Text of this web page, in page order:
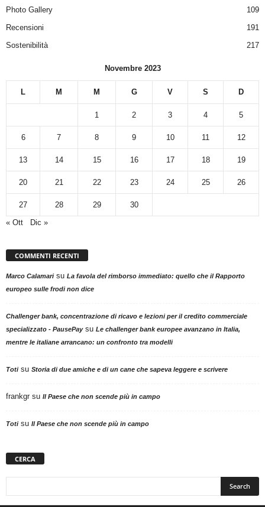
Photo Gallery
109
Recensioni
191
Sostenibilità
217
Novembre 2023
L M M G V S D
1 2 3 4 5
6 7 8 9 10 11 12
13 14 15 16 17 18 19
20 21 22 23 24 25 26
27 28 29
30
« Ott
Dic »
COMMENTI RECENTI
Marco Calamarisu La favola del rimborso immediato: quello che il Rapporto
europeo sulle frodi non dice
Challenger bank, concentrazione di ricavo e lezioni per il credito commerciale
specializzato - PausePaysu Le challenger bank europee avanzano in Italia,
mentre le italiane arrancano: un confronto tra modelli
Totisu Storia di due amiche e di un cane che sapeva leggere e scrivere
frankgr su Il Paese che non scende più in campo
Totisu Il Paese che non scende più in campo
CERCA